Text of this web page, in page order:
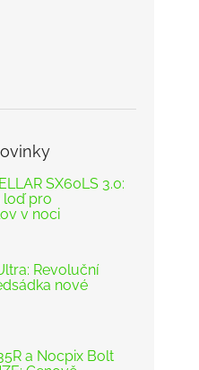
SX60LS 3.0:
loď pro
v noci
Revoluční
nové
a Nocpix Bolt